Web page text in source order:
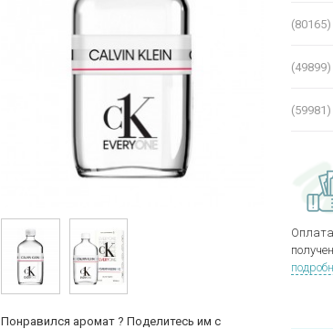
Понравился аромат ? Поделитесь им с
(80165)
(49899)
(59981)